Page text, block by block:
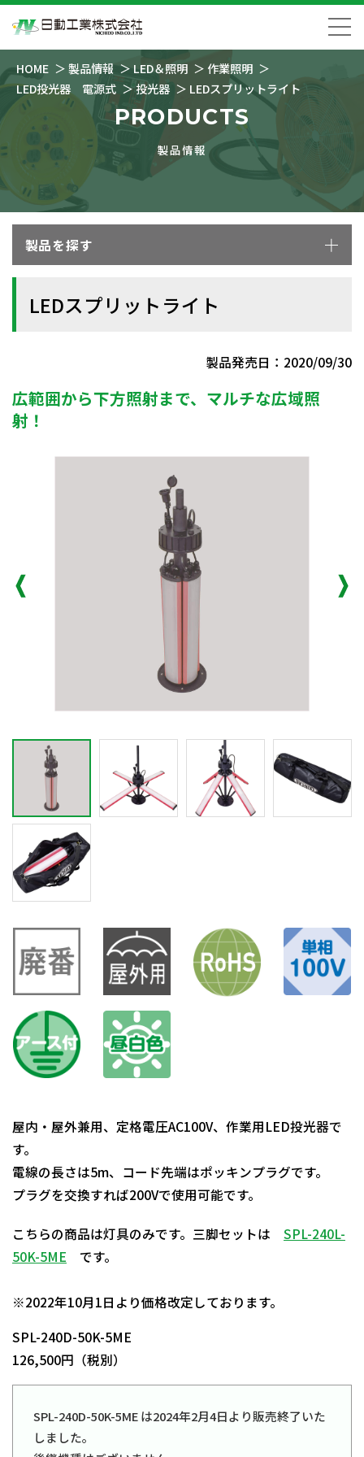
HOME 製品情報 LED＆照明
作業照明
LED投光器 電源式
投光器 LEDスプリットライト
PRODUCTS
製品情報
製品を探す
LEDスプリットライト
製品発売日：2020/09/30
広範囲から下方照射まで、マルチな広域照
射！
屋内・屋外兼用、定格電圧AC100V、作業用LED投光器で
す。
電線の長さは5m、コード先端はポッキンプラグです。
プラグを交換すれば200Vで使用可能です。
こちらの商品は灯具のみです。三脚セットは SPL-240L-
50K-5ME です。
※2022年10月1日より価格改定しております。
SPL-240D-50K-5ME
126,500円（税別）
SPL-240D-50K-5ME は2024年2月4日より販売終了いた
しました。